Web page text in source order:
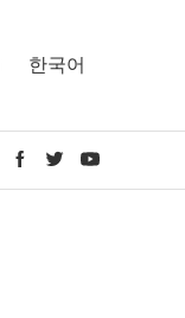
한국어